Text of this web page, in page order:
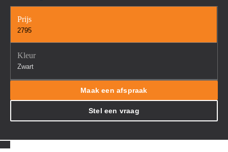
Prijs
2795
Kleur
Zwart
Maak een afspraak
Stel een vraag